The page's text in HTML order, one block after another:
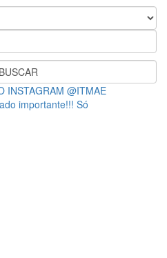
BUSCAR
INSTAGRAM @ITMAE
importante!!! Só